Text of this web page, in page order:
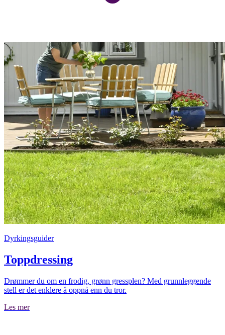
Dyrkingsguider
Toppdressing
​Drømmer du om en frodig, grønn gressplen? Med grunnleggende
stell er det enklere å oppnå enn du tror.
Les mer